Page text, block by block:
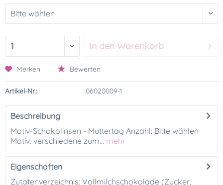
In den Warenkorb
Merken Bewerten
Artikel-Nr.: 06020009-1
Beschreibung
Motiv-Schokolinsen - Muttertag Anzahl: Bitte wählen
Motiv: verschiedene zum... mehr
Eigenschaften
Zutatenverzeichnis: Vollmilchschokolade (Zucker,